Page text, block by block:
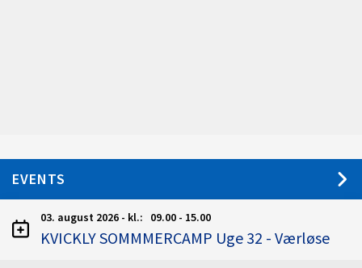
EVENTS
03. august 2026 - kl.: 09.00 - 15.00
KVICKLY SOMMMERCAMP Uge 32 - Værløse